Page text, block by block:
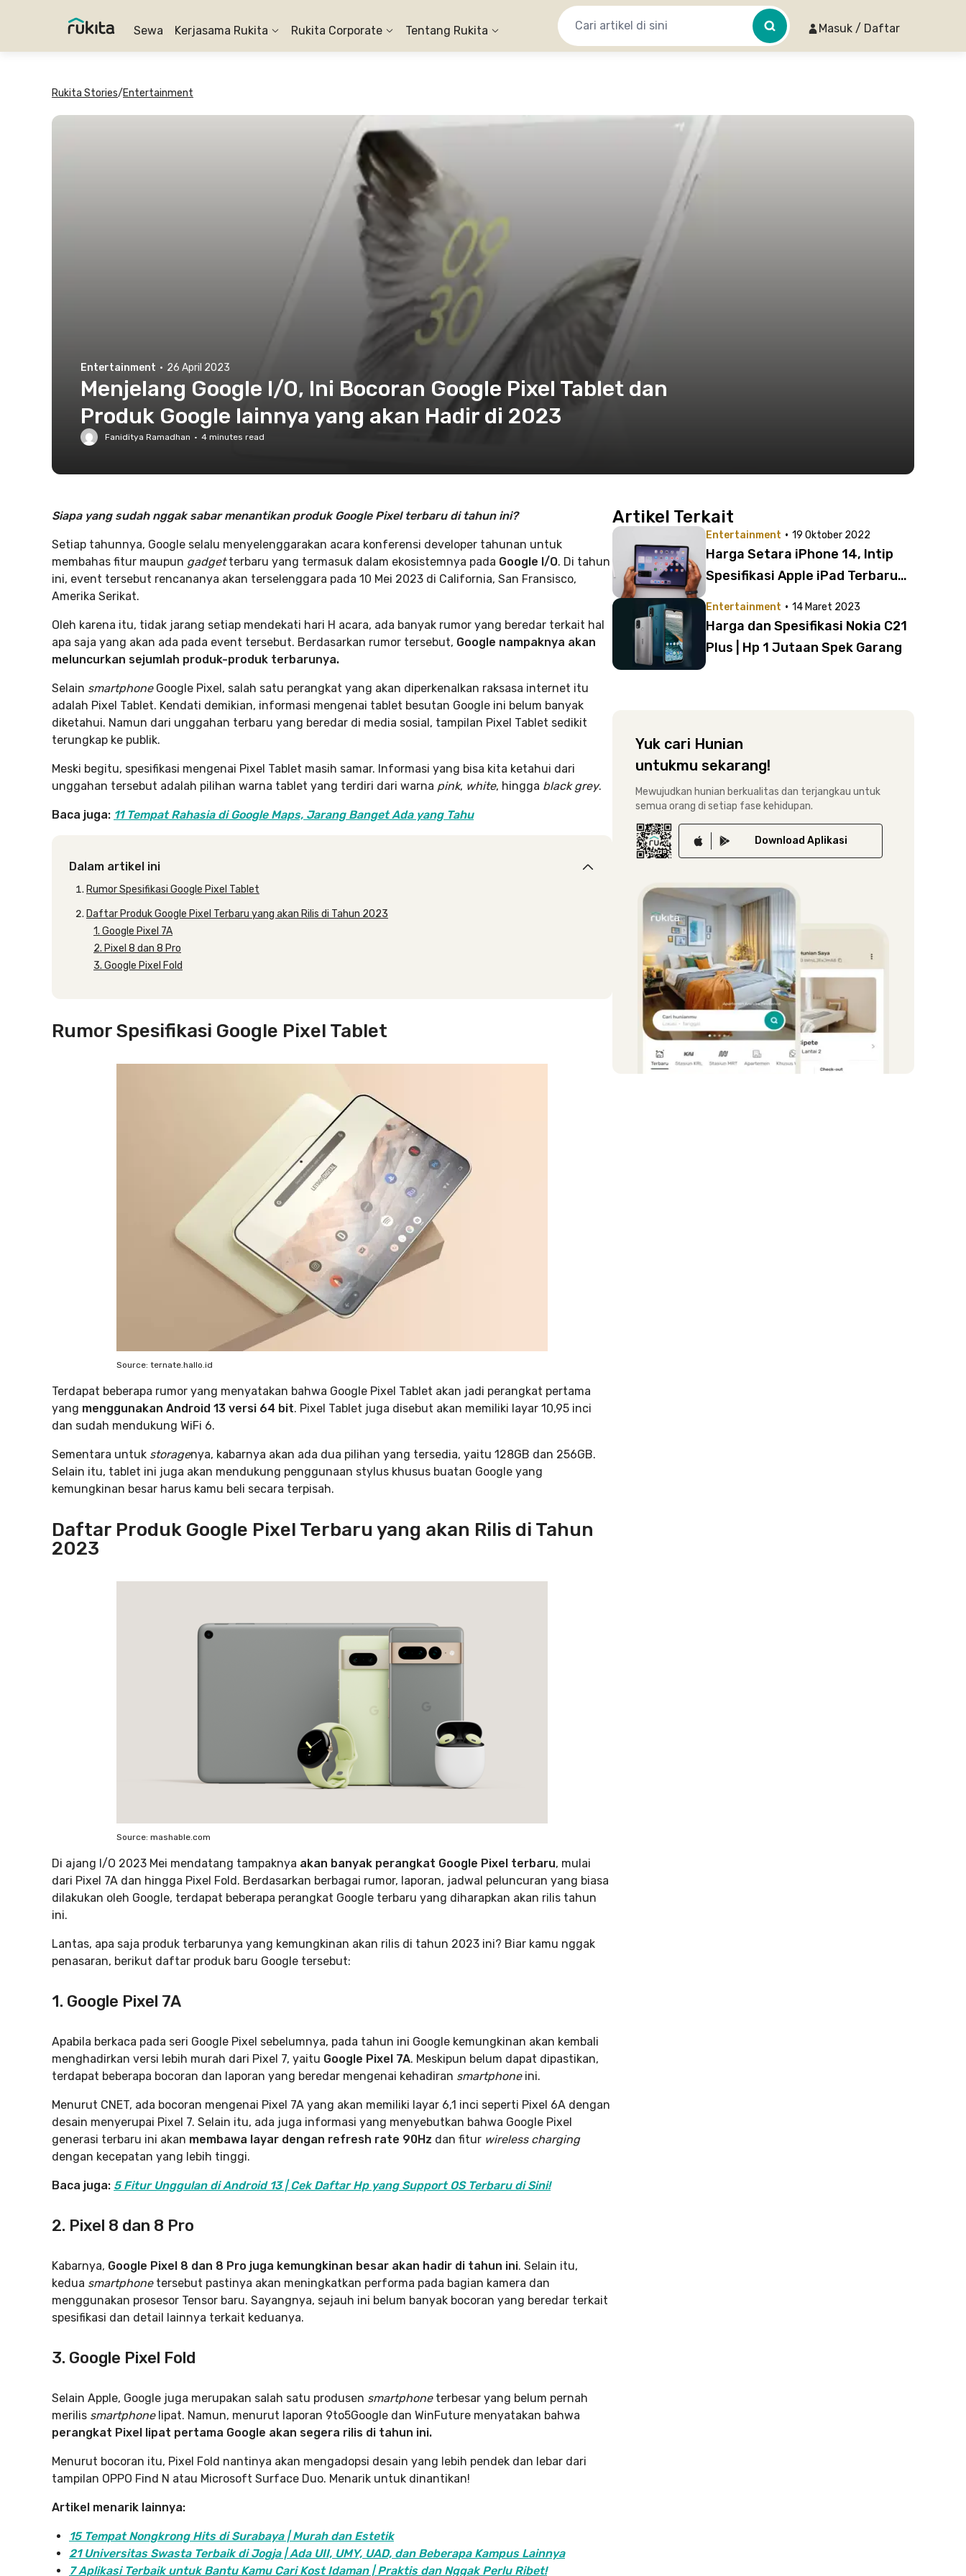
Sewa Kerjasama Rukita Rukita Corporate Tentang Rukita Masuk / Daftar
Rukita Stories/Entertainment
Entertainment · 26 April 2023
Menjelang Google I/O, Ini Bocoran Google Pixel Tablet dan
Produk Google lainnya yang akan Hadir di 2023
Faniditya Ramadhan · 4 minutes read
Siapa yang sudah nggak sabar menantikan produk Google Pixel terbaru di tahun ini?
Setiap tahunnya, Google selalu menyelenggarakan acara konferensi developer tahunan untuk
membahas fitur maupun gadgetterbaru yang termasuk dalam ekosistemnya pada Google I/O. Di tahun
ini, event tersebut rencananya akan terselenggara pada 10 Mei 2023 di California, San Fransisco,
Amerika Serikat.
Oleh karena itu, tidak jarang setiap mendekati hari H acara, ada banyak rumor yang beredar terkait hal
apa saja yang akan ada pada event tersebut. Berdasarkan rumor tersebut, Google nampaknya akan
meluncurkan sejumlah produk-produk terbarunya.
Selain smartphone Google Pixel, salah satu perangkat yang akan diperkenalkan raksasa internet itu
adalah Pixel Tablet. Kendati demikian, informasi mengenai tablet besutan Google ini belum banyak
diketahui. Namun dari unggahan terbaru yang beredar di media sosial, tampilan Pixel Tablet sedikit
terungkap ke publik.
Meski begitu, spesifikasi mengenai Pixel Tablet masih samar. Informasi yang bisa kita ketahui dari
unggahan tersebut adalah pilihan warna tablet yang terdiri dari warna pink, white, hingga black grey.
Baca juga: 11 Tempat Rahasia di Google Maps, Jarang Banget Ada yang Tahu
Dalam artikel ini
Rumor Spesifikasi Google Pixel Tablet
Daftar Produk Google Pixel Terbaru yang akan Rilis di Tahun 2023
1. Google Pixel 7A
2. Pixel 8 dan 8 Pro
3. Google Pixel Fold
Rumor Spesifikasi Google Pixel Tablet
Source: ternate.hallo.id
Terdapat beberapa rumor yang menyatakan bahwa Google Pixel Tablet akan jadi perangkat pertama
yang menggunakan Android 13 versi 64 bit. Pixel Tablet juga disebut akan memiliki layar 10,95 inci
dan sudah mendukung WiFi 6.
Sementara untuk storagenya, kabarnya akan ada dua pilihan yang tersedia, yaitu 128GB dan 256GB.
Selain itu, tablet ini juga akan mendukung penggunaan stylus khusus buatan Google yang
kemungkinan besar harus kamu beli secara terpisah.
Daftar Produk Google Pixel Terbaru yang akan Rilis di Tahun
2023
Source: mashable.com
Di ajang I/O 2023 Mei mendatang tampaknya akan banyak perangkat Google Pixel terbaru, mulai
dari Pixel 7A dan hingga Pixel Fold. Berdasarkan berbagai rumor, laporan, jadwal peluncuran yang biasa
dilakukan oleh Google, terdapat beberapa perangkat Google terbaru yang diharapkan akan rilis tahun
ini.
Lantas, apa saja produk terbarunya yang kemungkinan akan rilis di tahun 2023 ini? Biar kamu nggak
penasaran, berikut daftar produk baru Google tersebut:
1. Google Pixel 7A
Apabila berkaca pada seri Google Pixel sebelumnya, pada tahun ini Google kemungkinan akan kembali
menghadirkan versi lebih murah dari Pixel 7, yaitu Google Pixel 7A. Meskipun belum dapat dipastikan,
terdapat beberapa bocoran dan laporan yang beredar mengenai kehadiran smartphone ini.
Menurut CNET, ada bocoran mengenai Pixel 7A yang akan memiliki layar 6,1 inci seperti Pixel 6A dengan
desain menyerupai Pixel 7. Selain itu, ada juga informasi yang menyebutkan bahwa Google Pixel
generasi terbaru ini akan membawa layar dengan refresh rate 90Hz dan fitur wireless charging
dengan kecepatan yang lebih tinggi.
Baca juga: 5 Fitur Unggulan di Android 13 | Cek Daftar Hp yang Support OS Terbaru di Sini!
2. Pixel 8 dan 8 Pro
Kabarnya, Google Pixel 8 dan 8 Pro juga kemungkinan besar akan hadir di tahun ini. Selain itu,
kedua smartphone tersebut pastinya akan meningkatkan performa pada bagian kamera dan
menggunakan prosesor Tensor baru. Sayangnya, sejauh ini belum banyak bocoran yang beredar terkait
spesifikasi dan detail lainnya terkait keduanya.
3. Google Pixel Fold
Selain Apple, Google juga merupakan salah satu produsen smartphone terbesar yang belum pernah
merilis smartphone lipat. Namun, menurut laporan 9to5Google dan WinFuture menyatakan bahwa
perangkat Pixel lipat pertama Google akan segera rilis di tahun ini.
Menurut bocoran itu, Pixel Fold nantinya akan mengadopsi desain yang lebih pendek dan lebar dari
tampilan OPPO Find N atau Microsoft Surface Duo. Menarik untuk dinantikan!
Artikel menarik lainnya:
15 Tempat Nongkrong Hits di Surabaya | Murah dan Estetik
21 Universitas Swasta Terbaik di Jogja | Ada UII, UMY, UAD, dan Beberapa Kampus Lainnya
7 Aplikasi Terbaik untuk Bantu Kamu Cari Kost Idaman | Praktis dan Nggak Perlu Ribet!
Artikel Terkait
Entertainment · 19 Oktober 2022
Harga Setara iPhone 14, Intip
Spesifikasi Apple iPad Terbaru
Entertainment · 14 Maret 2023
Harga dan Spesifikasi Nokia C21
Plus | Hp 1 Jutaan Spek Garang
Yuk cari Hunian
untukmu sekarang!
Mewujudkan hunian berkualitas dan terjangkau untuk
semua orang di setiap fase kehidupan.
Download Aplikasi